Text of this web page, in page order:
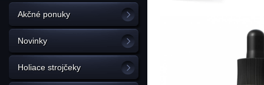
Akčné ponuky
Novinky
Holiace strojčeky